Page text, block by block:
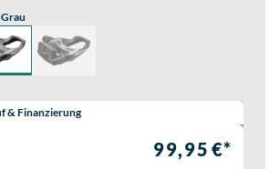
Grau
eine Preisoption:
& Finanzierung
99,95 €*